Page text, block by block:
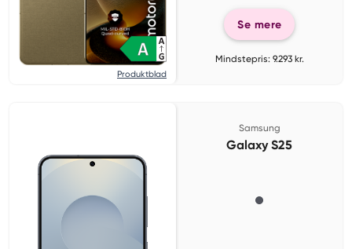
Produktblad
Se mere
Mindstepris: 9.293 kr.
Samsung
Galaxy S25